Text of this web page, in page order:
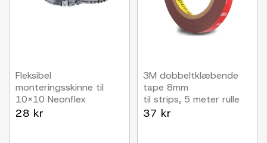
Fleksibel
monteringsskinne til
10x10 Neonflex
1 meter
28 kr
3M dobbeltklæbende
tape 8mm
til strips, 5 meter rulle
37 kr